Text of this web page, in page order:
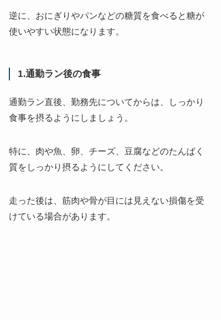
逆に、おにぎりやパンなどの糖質を食べると糖が
使いやすい状態になります。
1.通勤ラン後の食事
通勤ラン直後、勤務先についてからは、しっかり
食事を摂るようにしましょう。
特に、肉や魚、卵、チーズ、豆腐などのたんぱく
質をしっかり摂るようにしてください。
走った後は、筋肉や骨が目には見えない損傷を受
けている場合があります。